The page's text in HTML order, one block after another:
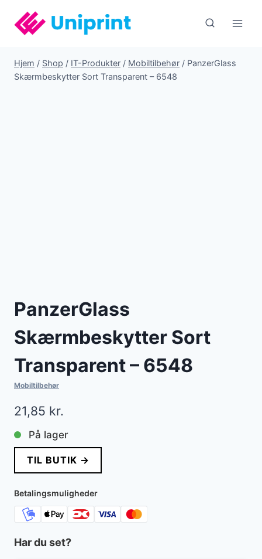
indhold
Hjem / Shop / IT-Produkter / Mobiltilbehør / PanzerGlass
Skærmbeskytter Sort Transparent – 6548
PanzerGlass
Skærmbeskytter Sort
Transparent – 6548
Mobiltilbehør
21,85 kr.
På lager
TIL BUTIK →
Betalingsmuligheder
Har du set?